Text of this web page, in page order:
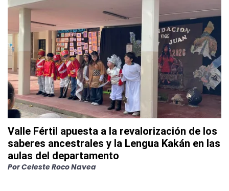
Valle Fértil apuesta a la revalorización de los
saberes ancestrales y la Lengua Kakán en las
aulas del departamento
PorCeleste Roco Navea